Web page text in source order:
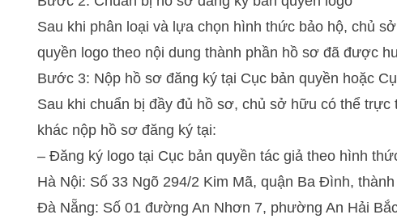
Sau khi phân loại và lựa chọn hình thức bảo hộ, chủ
quyền logo theo nội dung thành phần hồ sơ đã được
Bước 3: Nộp hồ sơ đăng ký tại Cục bản quyền hoặc
Sau khi chuẩn bị đầy đủ hồ sơ, chủ sở hữu có thể
khác nộp hồ sơ đăng ký tại:
– Đăng ký logo tại Cục bản quyền tác giả theo hình
Hà Nội: Số 33 Ngõ 294/2 Kim Mã, quận Ba Đình,
Đà Nẵng: Số 01 đường An Nhơn 7, phường An Hải